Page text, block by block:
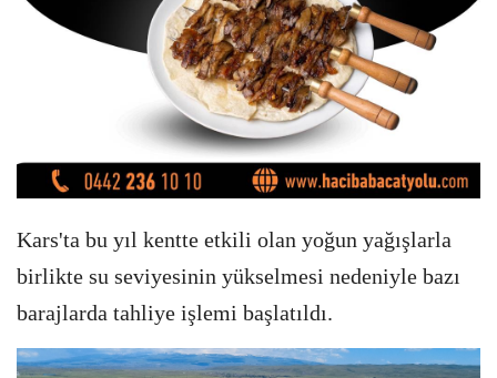
Kars'ta bu yıl kentte etkili olan yoğun yağışlarla
birlikte su seviyesinin yükselmesi nedeniyle bazı
barajlarda tahliye işlemi başlatıldı.